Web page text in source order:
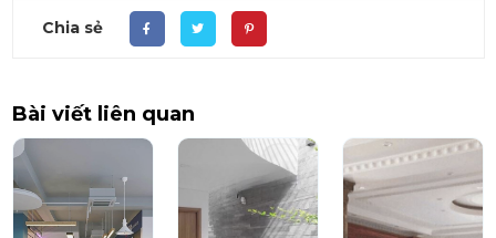
Chia sẻ
Bài viết liên quan